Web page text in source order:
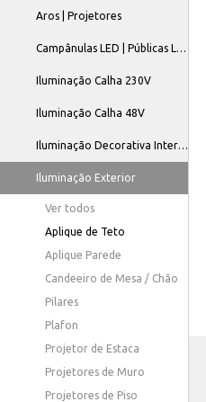
Aros | Projetores
Campânulas LED | Públicas LED
Iluminação Calha 230V
Iluminação Calha 48V
Iluminação Decorativa Interior
Iluminação Exterior
Ver todos
Aplique de Teto
Aplique Parede
Candeeiro de Mesa / Chão
Pilares
Plafon
Projetor de Estaca
Projetores de Muro
Projetores de Piso